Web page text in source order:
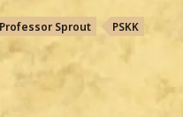
Professor Sprout PSKK